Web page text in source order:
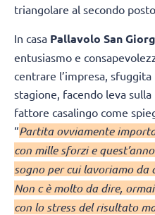
triangolare al secondo
In casa Pallavolo San
entusiasmo e
centrare l’impresa,
stagione, facendo leva
fattore casalingo come
“Partita ovviamente
con mille sforzi e
sogno per cui lavoriamo da
Non c è molto da dire,
con lo stress del risultato